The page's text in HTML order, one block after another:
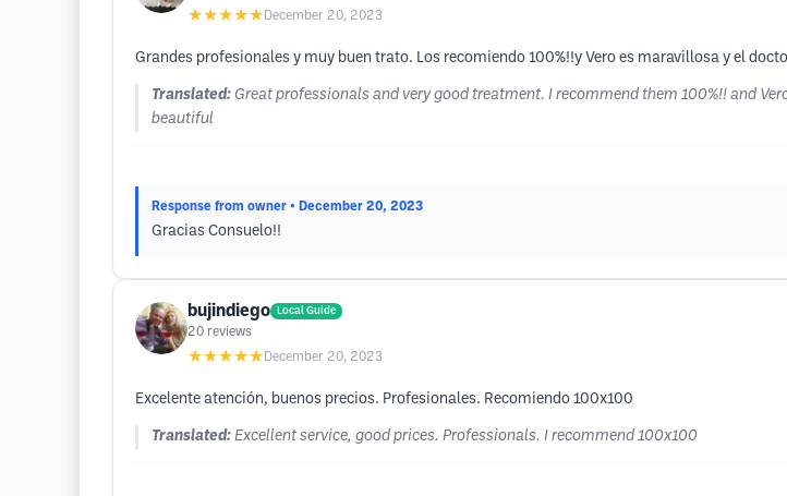
★★★★★ December 20, 2023
Grandes profesionales y muy buen trato. Los recomiendo 100%!!y Vero es maravillosa y el
Translated: Great professionals and very good treatment. I recommend them 100%!! and
beautiful
Response from owner • December 20, 2023
Gracias Consuelo!!
bujindiego Local Guide
20 reviews
★★★★★ December 20, 2023
Excelente atención, buenos precios. Profesionales. Recomiendo 100x100
Translated: Excellent service, good prices. Professionals. I recommend 100x100